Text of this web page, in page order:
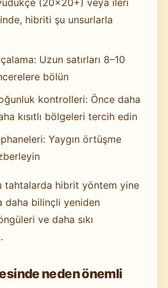
(20×20+) veya ileri
hibriti şu unsurlarla
Uzun satırları 8–10
bölün
kontrolleri: Önce daha
kısıtlı bölgeleri tercih edin
Yaygın örtüşme
tahtalarda hibrit yöntem yine
daha bilinçli yeniden
ve daha sıkı
neden önemli